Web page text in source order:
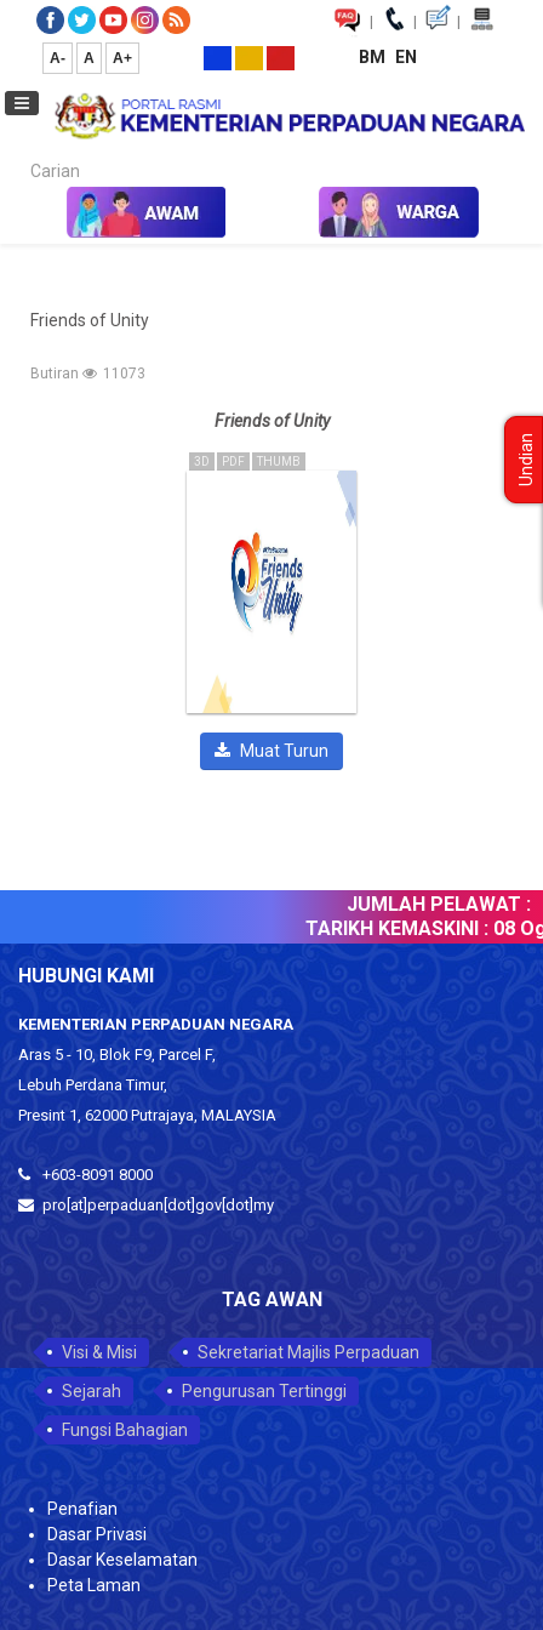
| | |
A- A A+ BM EN
Carian...
Laman Utama Inisiatif Perpaduan Friends of Unity
Friends of Unity
Butiran 11073
Friends of Unity
3D PDF THUMB
Muat Turun
JUMLAH PELAWAT :
TARIKH KEMASKINI : 08
HUBUNGI KAMI
KEMENTERIAN PERPADUAN NEGARA
Aras 5 - 10, Blok F9, Parcel F,
Lebuh Perdana Timur,
Presint 1, 62000 Putrajaya, MALAYSIA
+603-8091 8000
pro[at]perpaduan[dot]gov[dot]my
TAG AWAN
Visi & Misi
Sekretariat Majlis Perpaduan
Sejarah
Pengurusan Tertinggi
Fungsi Bahagian
Penafian
Dasar Privasi
Dasar Keselamatan
Peta Laman
Undian